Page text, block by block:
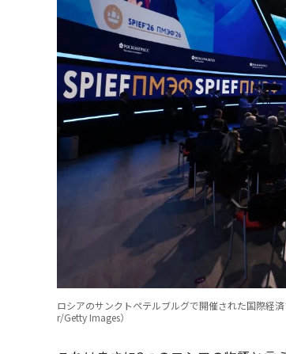
ロシアのサンクトペテルブルグで開催された国際経
r/Getty Images）